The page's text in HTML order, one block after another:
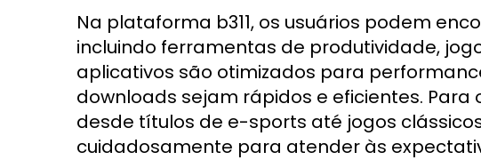
Na plataforma b311, os usuários podem
incluindo ferramentas de produtividade,
aplicativos são otimizados para
downloads sejam rápidos e eficientes.
desde títulos de e-sports até jogos
cuidadosamente para atender às